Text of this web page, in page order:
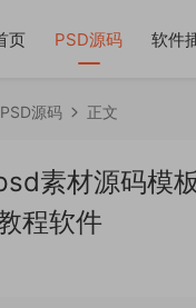
页 PSD源码 软件
PSD源码 正文
素材源码模
程软件